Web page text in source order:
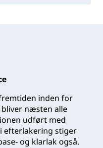
inden for
næsten alle
udført med
efterlakering stiger
og klarlak også.